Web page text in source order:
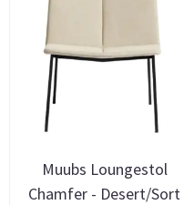
Muubs Loungestol
Chamfer - Desert/Sort